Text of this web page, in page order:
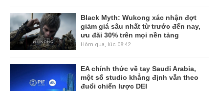
Black Myth: Wukong xác nhận đợt
giảm giá sâu nhất từ trước đến nay,
ưu đãi 30% trên mọi nền tảng
Hôm qua, lúc 08:42
EA chính thức về tay Saudi Arabia,
một số studio khẳng định vẫn theo
đuổi chiến lược DEI